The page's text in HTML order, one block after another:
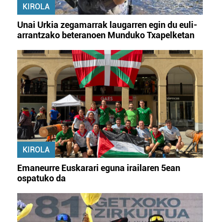
KIROLA
Unai Urkia zegamarrak laugarren egin du euli-
arrantzako beteranoen Munduko Txapelketan
KIROLA
Emaneurre Euskarari eguna irailaren 5ean
ospatuko da